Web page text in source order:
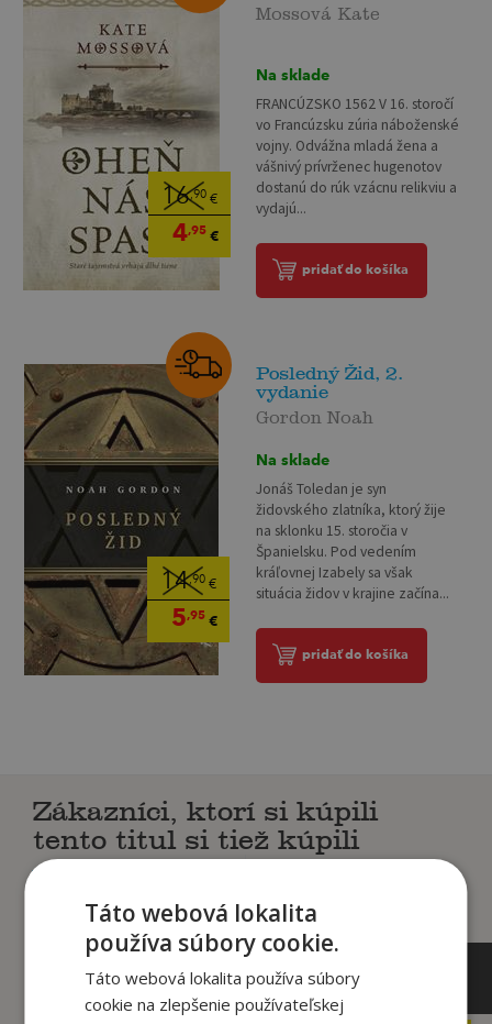
16,90 €
4,95 €
Mossová Kate
Na sklade
FRANCÚZSKO 1562 V 16. storočí
vo Francúzsku zúria náboženské
vojny. Odvážna mladá žena a
vášnivý prívrženec hugenotov
dostanú do rúk vzácnu relikviu a
vydajú...
pridať do košíka
14,90 €
5,95 €
Posledný Žid, 2.
vydanie
Gordon Noah
Na sklade
Jonáš Toledan je syn
židovského zlatníka, ktorý žije
na sklonku 15. storočia v
Španielsku. Pod vedením
kráľovnej Izabely sa však
situácia židov v krajine začína...
pridať do košíka
Zákazníci, ktorí si kúpili
tento titul si tiež kúpili
Táto webová lokalita
používa súbory cookie.
Táto webová lokalita používa súbory
cookie na zlepšenie používateľskej